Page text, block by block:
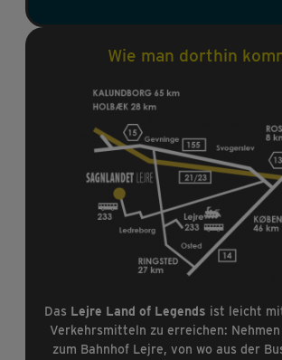
Wie man dorthin
Das Lejre Land of Legends ist leicht
Verkehrsmitteln zu erreichen: Nehmen
zum Bahnhof Lejre, von wo aus der